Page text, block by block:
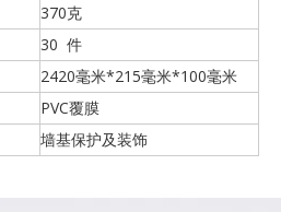
370克
30 件
2420毫米*215毫米*100毫米
PVC覆膜
墙基保护及装饰